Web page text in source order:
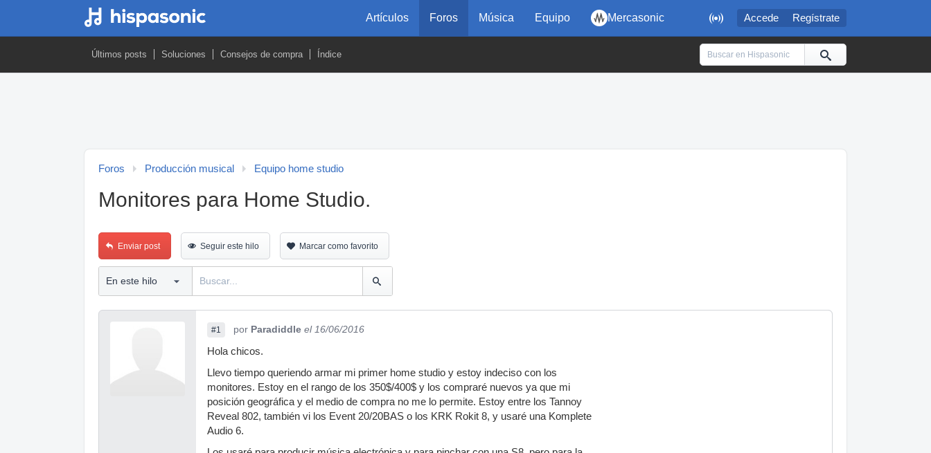
 Accede Regístrate
Artículos Foros Música Equipo Mercasonic
Últimos posts Soluciones Consejos de compra Índice
Foros Producción musical Equipo home studio
Monitores para Home Studio.
Enviar post Seguir este hilo Marcar como favorito
#1 por Paradiddle el 16/06/2016
Hola chicos.
Llevo tiempo queriendo armar mi primer home studio y estoy indeciso con los
monitores. Estoy en el rango de los 350$/400$ y los compraré nuevos ya que mi
posición geográfica y el medio de compra no me lo permite. Estoy entre los Tannoy
Reveal 802, también vi los Event 20/20BAS o los KRK Rokit 8, y usaré una Komplete
Audio 6.